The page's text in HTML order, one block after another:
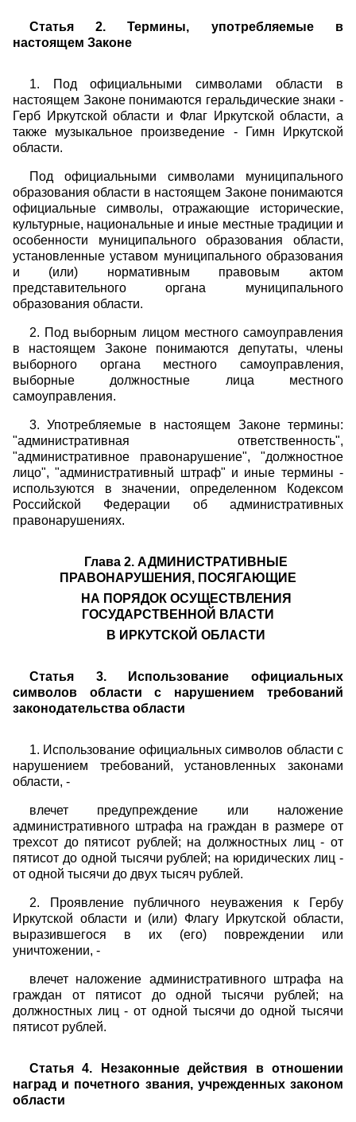
Статья 2. Термины, употребляемые в
настоящем Законе
1. Под официальными символами области в
настоящем Законе понимаются геральдические знаки -
Герб Иркутской области и Флаг Иркутской области, а
также музыкальное произведение - Гимн Иркутской
области.
Под официальными символами муниципального
образования области в настоящем Законе понимаются
официальные символы, отражающие исторические,
культурные, национальные и иные местные традиции и
особенности муниципального образования области,
установленные уставом муниципального образования
и (или) нормативным правовым актом
представительного органа муниципального
образования области.
2. Под выборным лицом местного самоуправления
в настоящем Законе понимаются депутаты, члены
выборного органа местного самоуправления,
выборные должностные лица местного
самоуправления.
3. Употребляемые в настоящем Законе термины:
"административная ответственность",
"административное правонарушение", "должностное
лицо", "административный штраф" и иные термины -
используются в значении, определенном Кодексом
Российской Федерации об административных
правонарушениях.
Глава 2. АДМИНИСТРАТИВНЫЕ
ПРАВОНАРУШЕНИЯ, ПОСЯГАЮЩИЕ
НА ПОРЯДОК ОСУЩЕСТВЛЕНИЯ
ГОСУДАРСТВЕННОЙ ВЛАСТИ
В ИРКУТСКОЙ ОБЛАСТИ
Статья 3. Использование официальных
символов области с нарушением требований
законодательства области
1. Использование официальных символов области с
нарушением требований, установленных законами
области, -
влечет предупреждение или наложение
административного штрафа на граждан в размере от
трехсот до пятисот рублей; на должностных лиц - от
пятисот до одной тысячи рублей; на юридических лиц -
от одной тысячи до двух тысяч рублей.
2. Проявление публичного неуважения к Гербу
Иркутской области и (или) Флагу Иркутской области,
выразившегося в их (его) повреждении или
уничтожении, -
влечет наложение административного штрафа на
граждан от пятисот до одной тысячи рублей; на
должностных лиц - от одной тысячи до одной тысячи
пятисот рублей.
Статья 4. Незаконные действия в отношении
наград и почетного звания, учрежденных законом
области